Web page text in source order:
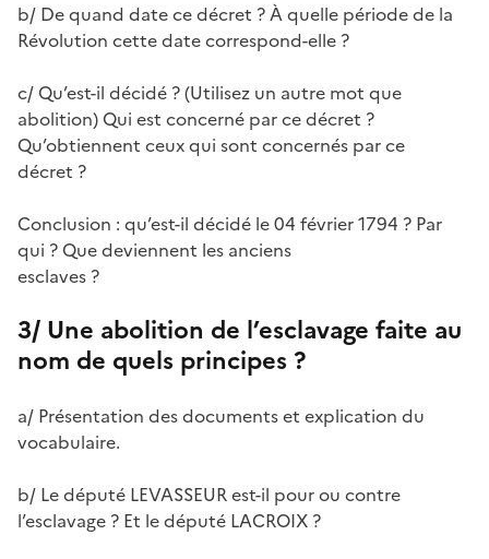
b/ De quand date ce décret ? À quelle période de la
Révolution cette date correspond-elle ?
c/ Qu’est-il décidé ? (Utilisez un autre mot que
abolition) Qui est concerné par ce décret ?
Qu’obtiennent ceux qui sont concernés par ce
décret ?
Conclusion : qu’est-il décidé le 04 février 1794 ? Par
qui ? Que deviennent les anciens
esclaves ?
3/ Une abolition de l’esclavage faite au
nom de quels principes ?
a/ Présentation des documents et explication du
vocabulaire.
b/ Le député LEVASSEUR est-il pour ou contre
l’esclavage ? Et le député LACROIX ?